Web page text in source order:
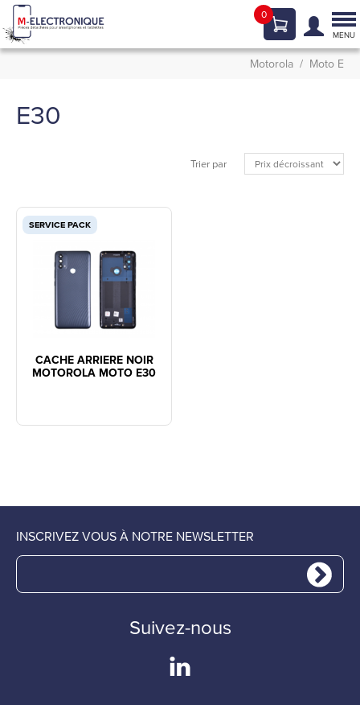
0
MENU
Motorola Moto E
E30
Trier par
SERVICE PACK
CACHE ARRIERE NOIR
MOTOROLA MOTO E30
INSCRIVEZ VOUS À NOTRE NEWSLETTER
Suivez-nous